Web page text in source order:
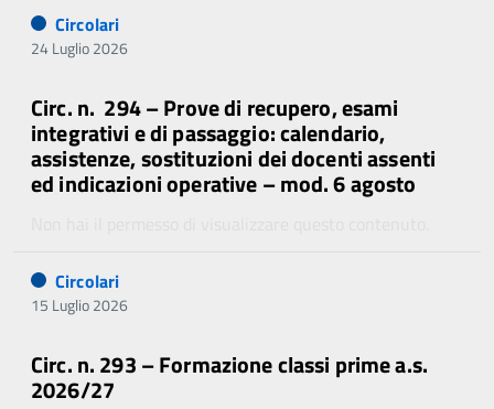
Circolari
24 Luglio 2026
Circ. n. 294 – Prove di recupero, esami
integrativi e di passaggio: calendario,
assistenze, sostituzioni dei docenti assenti
ed indicazioni operative – mod. 6 agosto
Circolari
15 Luglio 2026
Circ. n. 293 – Formazione classi prime a.s.
2026/27